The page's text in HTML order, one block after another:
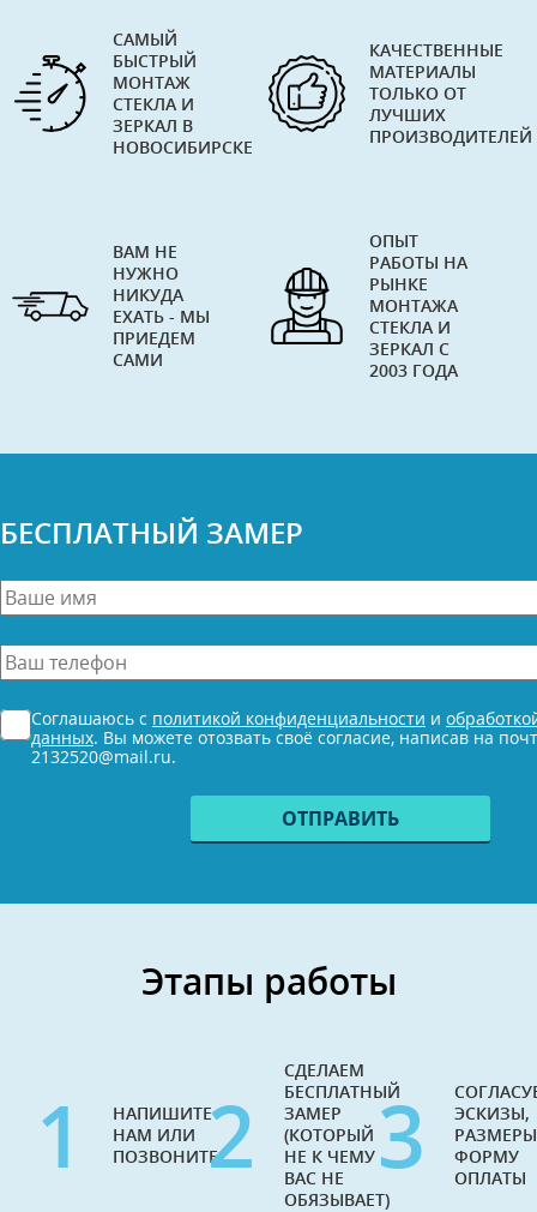
САМЫЙ
БЫСТРЫЙ
МОНТАЖ
СТЕКЛА И
ЗЕРКАЛ В
НОВОСИБИРСКЕ
КАЧЕСТВЕННЫЕ
МАТЕРИАЛЫ
ТОЛЬКО ОТ
ЛУЧШИХ
ПРОИЗВОДИТЕЛЕЙ
ВАМ НЕ
НУЖНО
НИКУДА
ЕХАТЬ - МЫ
ПРИЕДЕМ
САМИ
ОПЫТ
РАБОТЫ НА
РЫНКЕ
МОНТАЖА
СТЕКЛА И
ЗЕРКАЛ С
2003 ГОДА
БЕСПЛАТНЫЙ ЗАМЕР
Ваше
имя
*Ваш
телефон
*
Согласие
*
Соглашаюсь с политикой конфиденциальности и
данных. Вы можете отозвать своё согласие, написав на
2132520@mail.ru.
Этапы работы
1
НАПИШИТЕ
НАМ ИЛИ
ПОЗВОНИТЕ2
СДЕЛАЕМ
БЕСПЛАТНЫЙ
ЗАМЕР
(КОТОРЫЙ
НЕ К ЧЕМУ
ВАС НЕ
ОБЯЗЫВАЕТ)
3
ЭСКИЗЫ,
ФОРМУ
ОПЛАТЫ